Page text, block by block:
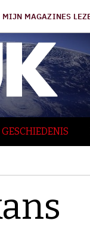
MIJN MAGAZINES
GESCHIEDENIS